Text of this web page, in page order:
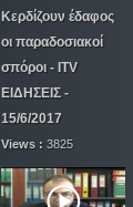
Κερδίζουν έδαφος
οι παραδοσιακοί
σπόροι - ITV
ΕΙΔΗΣΕΙΣ -
15/6/2017
Views :3825